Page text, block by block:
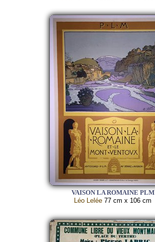
VAISON LA ROMAINE PLM
Léo Lelée 77 cm x 106 cm